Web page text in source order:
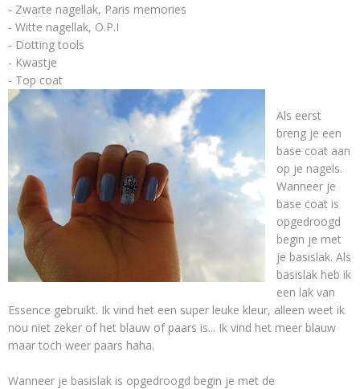
- Zwarte nagellak, Paris memories
- Witte nagellak, O.P.I
- Dotting tools
- Kwastje
- Top coat
Als eerst
breng je een
base coat aan
op je nagels.
Wanneer je
base coat is
opgedroogd
begin je met
je basislak. Als
basislak heb ik
een lak van
Essence gebruikt. Ik vind het een super leuke kleur, alleen weet ik
nou niet zeker of het blauw of paars is... Ik vind het meer blauw
maar toch weer paars haha.
Wanneer je basislak is opgedroogd begin je met de